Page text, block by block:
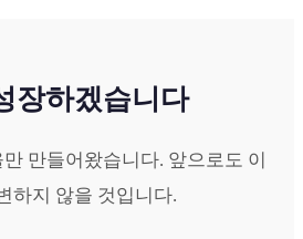
장하겠습니다
만들어왔습니다. 앞으로도 이
하지 않을 것입니다.